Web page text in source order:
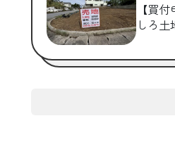
【買
しろ土